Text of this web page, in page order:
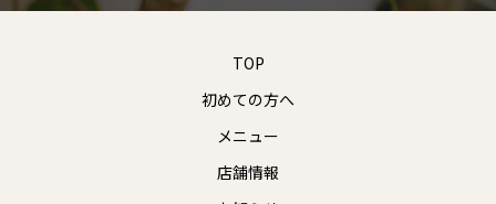
TOP
初めての方へ
メニュー
店舗情報